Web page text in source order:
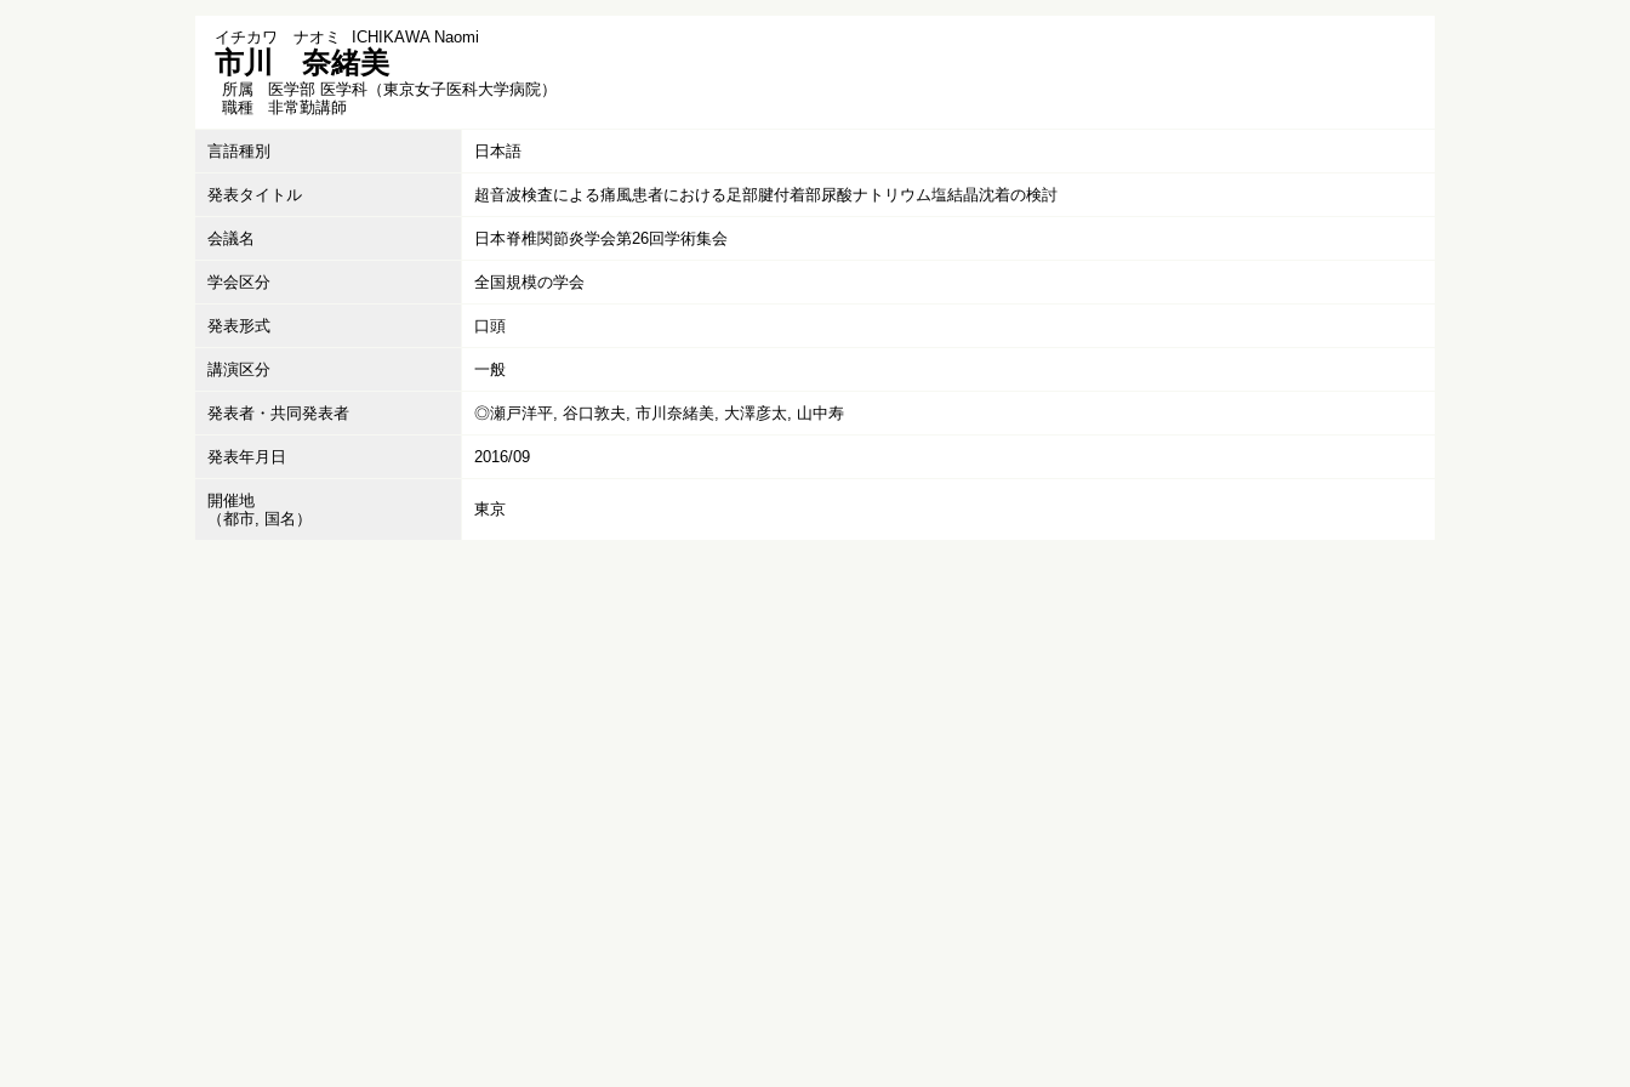
イチカワ ナオミ ICHIKAWA Naomi
市川 奈緒美
所属
医学部 医学科（東京女子医科大学病院）
職種
非常勤講師
言語種別 日本語
発表タイトル 超音波検査による痛風患者における足部腱付着部尿酸ナトリウム塩結晶沈着の検討
会議名 日本脊椎関節炎学会第26回学術集会
学会区分 全国規模の学会
発表形式 口頭
講演区分 一般
発表者・共同発表者 ◎瀬戸洋平, 谷口敦夫, 市川奈緒美, 大澤彦太, 山中寿
発表年月日 2016/09
開催地
（都市, 国名）
東京